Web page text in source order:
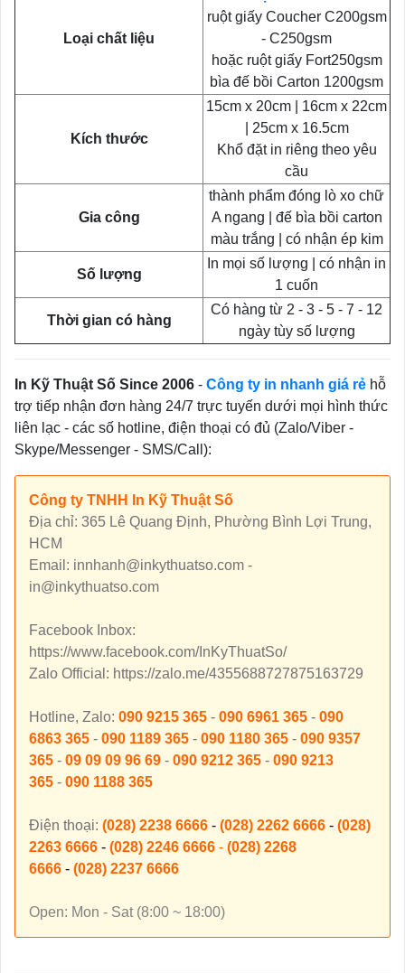
Loại chất liệu
ruột giấy Coucher C200gsm
- C250gsm
hoặc ruột giấy Fort250gsm
bìa đế bồi Carton 1200gsm
Kích thước
15cm x 20cm | 16cm x 22cm
| 25cm x 16.5cm
Khổ đặt in riêng theo yêu
cầu
Gia công
thành phẩm đóng lò xo chữ
A ngang | đế bìa bồi carton
màu trắng | có nhận ép kim
Số lượng
In mọi số lượng | có nhận in
1 cuốn
Thời gian có hàng
Có hàng từ 2 - 3 - 5 - 7 - 12
ngày tùy số lượng
In Kỹ Thuật Số Since 2006 - Công ty in nhanh giá rẻ hỗ
trợ tiếp nhận đơn hàng 24/7 trực tuyến dưới mọi hình thức
liên lạc - các số hotline, điện thoại có đủ (Zalo/Viber -
Skype/Messenger - SMS/Call):
Công ty TNHH In Kỹ Thuật Số
Địa chỉ: 365 Lê Quang Định, Phường Bình Lợi Trung,
HCM
Email: innhanh@inkythuatso.com -
in@inkythuatso.com
Facebook Inbox:
https://www.facebook.com/InKyThuatSo/
Zalo Official: https://zalo.me/4355688727875163729
Hotline, Zalo: 090 9215 365 - 090 6961 365 - 090
6863 365 - 090 1189 365 - 090 1180 365 - 090 9357
365 - 09 09 09 96 69 - 090 9212 365 - 090 9213
365 - 090 1188 365
Điện thoại: (028) 2238 6666 - (028) 2262 6666 - (028)
2263 6666 - (028) 2246 6666 - (028) 2268
6666 - (028) 2237 6666
Open: Mon - Sat (8:00 ~ 18:00)